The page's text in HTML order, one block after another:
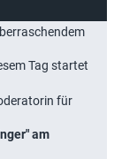
Tag startet
für
am